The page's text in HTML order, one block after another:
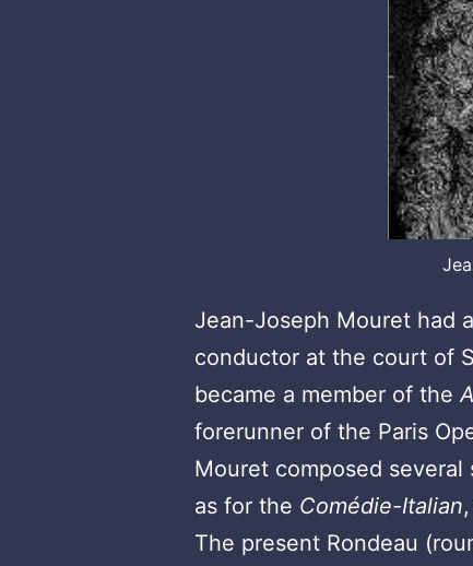
Jean-Joseph Mouret had
conductor at the court of
became a member of the
forerunner of the Paris
Mouret composed
as for the Comédie-Italian
The present Rondeau